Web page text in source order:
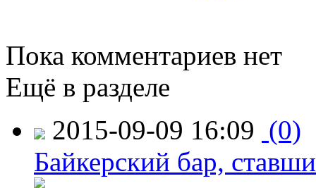
Пока комментариев нет
Ещё в разделе
2015-09-09 16:09 (0)
Байкерский бар,